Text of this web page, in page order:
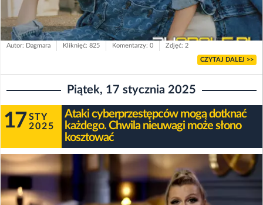
Autor: Dagmara Kliknięć: 825 Komentarzy: 0 Zdjęć: 2
CZYTAJ DALEJ >>
Piątek, 17 stycznia 2025
17 STY
2025
Ataki cyberprzestępców mogą dotknać
każdego. Chwila nieuwagi może słono
kosztować